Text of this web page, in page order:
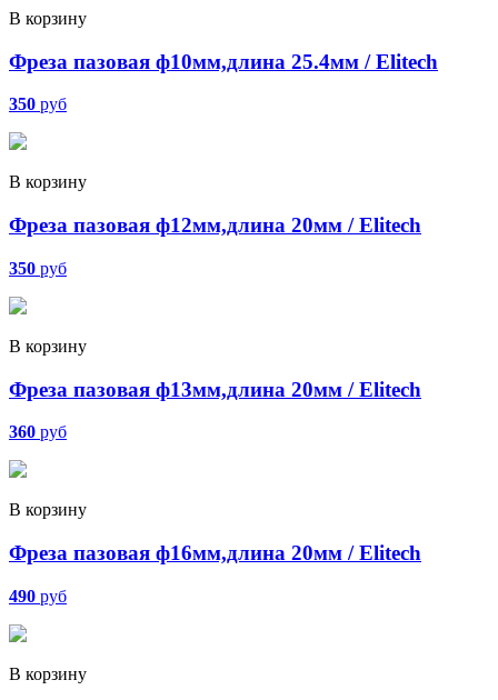
В корзину
Фреза пазовая ф10мм,длина 25.4мм / Elitech
350 руб
В корзину
Фреза пазовая ф12мм,длина 20мм / Elitech
350 руб
В корзину
Фреза пазовая ф13мм,длина 20мм / Elitech
360 руб
В корзину
Фреза пазовая ф16мм,длина 20мм / Elitech
490 руб
В корзину